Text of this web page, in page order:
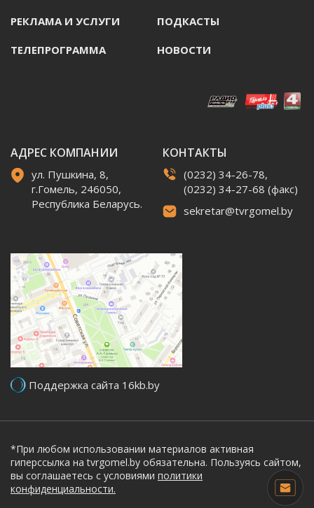
РЕКЛАМА И УСЛУГИ ПОДКАСТЫ
ТЕЛЕПРОГРАММА НОВОСТИ
АДРЕС КОМПАНИИ
ул. Пушкина, 8,
г.Гомель, 246050,
Республика Беларусь.
КОНТАКТЫ
(0232) 34-26-78,
(0232) 34-27-68 (факс)
sekretar@tvrgomel.by
Поддержка сайта 16kb.by
*При любом использовании материалов активная
гиперссылка на tvrgomel.by обязательна. Пользуясь сайтом,
вы соглашаетесь с условиями политики
конфиденциальности.